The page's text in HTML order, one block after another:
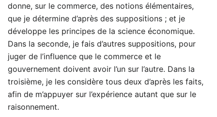
donne, sur le commerce, des notions élémentaires,
que je détermine d’après des suppositions ; et je
développe les principes de la science économique.
Dans la seconde, je fais d’autres suppositions, pour
juger de l’influence que le commerce et le
gouvernement doivent avoir l’un sur l’autre. Dans la
troisième, je les considère tous deux d’après les faits,
afin de m’appuyer sur l’expérience autant que sur le
raisonnement.